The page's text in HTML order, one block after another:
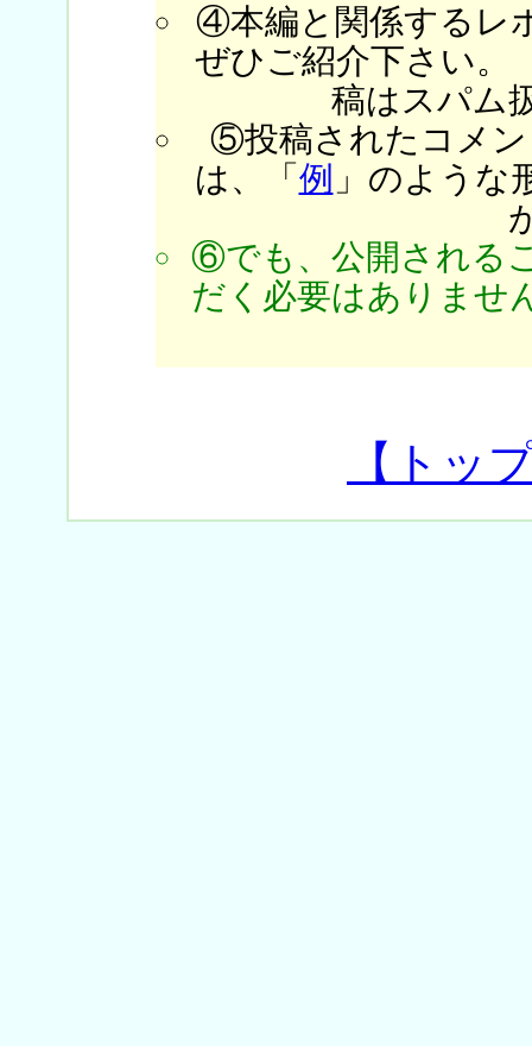
④本編と関係するレ
ぜひご紹介下さい。
稿はスパム
⑤投稿されたコメン
は、「 例 」のような
⑥でも、公開される
だく必要はありませ
【トッ